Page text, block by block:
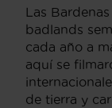
Las
badlands
cada año a
aquí se
de tierra y